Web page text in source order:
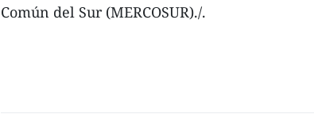
Común del Sur (MERCOSUR)./.